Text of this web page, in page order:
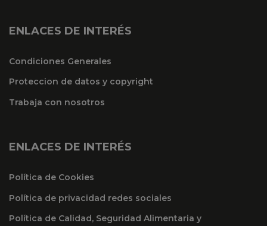
ENLACES DE INTERÉS
Condiciones Generales
Proteccion de datos y copyright
Trabaja con nosotros
ENLACES DE INTERÉS
Política de Cookies
Política de privacidad redes sociales
Política de Calidad, Seguridad Alimentaria y